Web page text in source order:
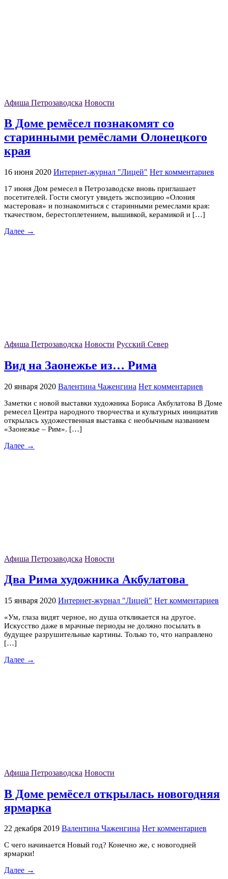
Афиша Петрозаводска Новости
В Доме ремёсел познакомят со
cтаринными ремёслами Олонецкого
края
16 июня 2020 Интернет-журнал "Лицей" Нет комментариев
17 июня Дом ремесел в Петрозаводске вновь приглашает
посетителей. Гости смогут увидеть экспозицию «Олония
мастеровая» и познакомиться c старинными ремеслами края:
ткачеством, берестоплетением, вышивкой, керамикой и […]
Далее →
Афиша Петрозаводска Новости Русский Север
Вид на Заонежье из… Рима
20 января 2020 Валентина Чаженгина Нет комментариев
Заметки с новой выставки художника Бориса Акбулатова В Доме
ремесел Центра народного творчества и культурных инициатив
открылась художественная выставка с необычным названием
«Заонежье – Рим». […]
Далее →
Афиша Петрозаводска Новости
Два Рима художника Акбулатова
15 января 2020 Интернет-журнал "Лицей" Нет комментариев
«Ум, глаза видят черное, но душа откликается на другое.
Искусство даже в мрачные периоды не должно посылать в
будущее разрушительные картины. Только то, что направлено
[…]
Далее →
Афиша Петрозаводска Новости
В Доме ремёсел открылась новогодняя
ярмарка
22 декабря 2019 Валентина Чаженгина Нет комментариев
С чего начинается Новый год? Конечно же, с новогодней
ярмарки!
Далее →